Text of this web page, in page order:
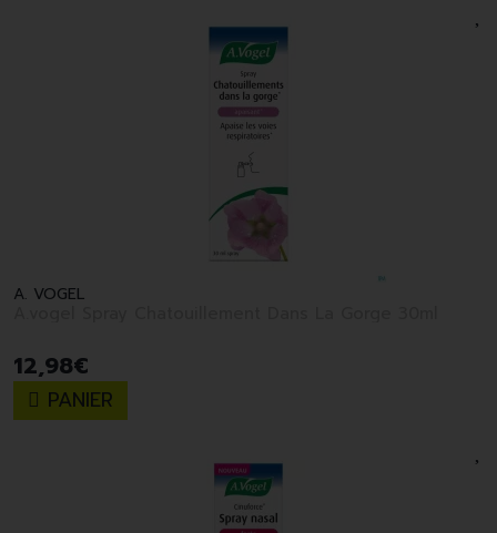
A. VOGEL
12,98€
PANIER